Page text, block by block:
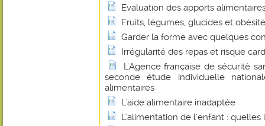
Evaluation des apports
Fruits, légumes, glucides et
Garder la forme avec quelques
Irrégularité des repas et risque
L'Agence française de sécurité
seconde étude individuelle
alimentaires
L'aide alimentaire inadaptée
L'alimentation de l'enfant : quelles